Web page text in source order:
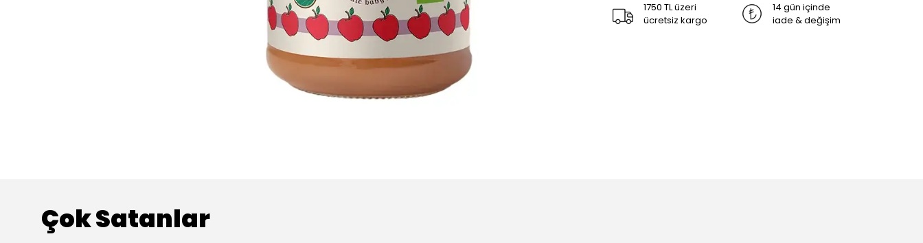
1750 TL üzeri
ücretsiz kargo
14 gün içinde
iade & değişim
Çok Satanlar